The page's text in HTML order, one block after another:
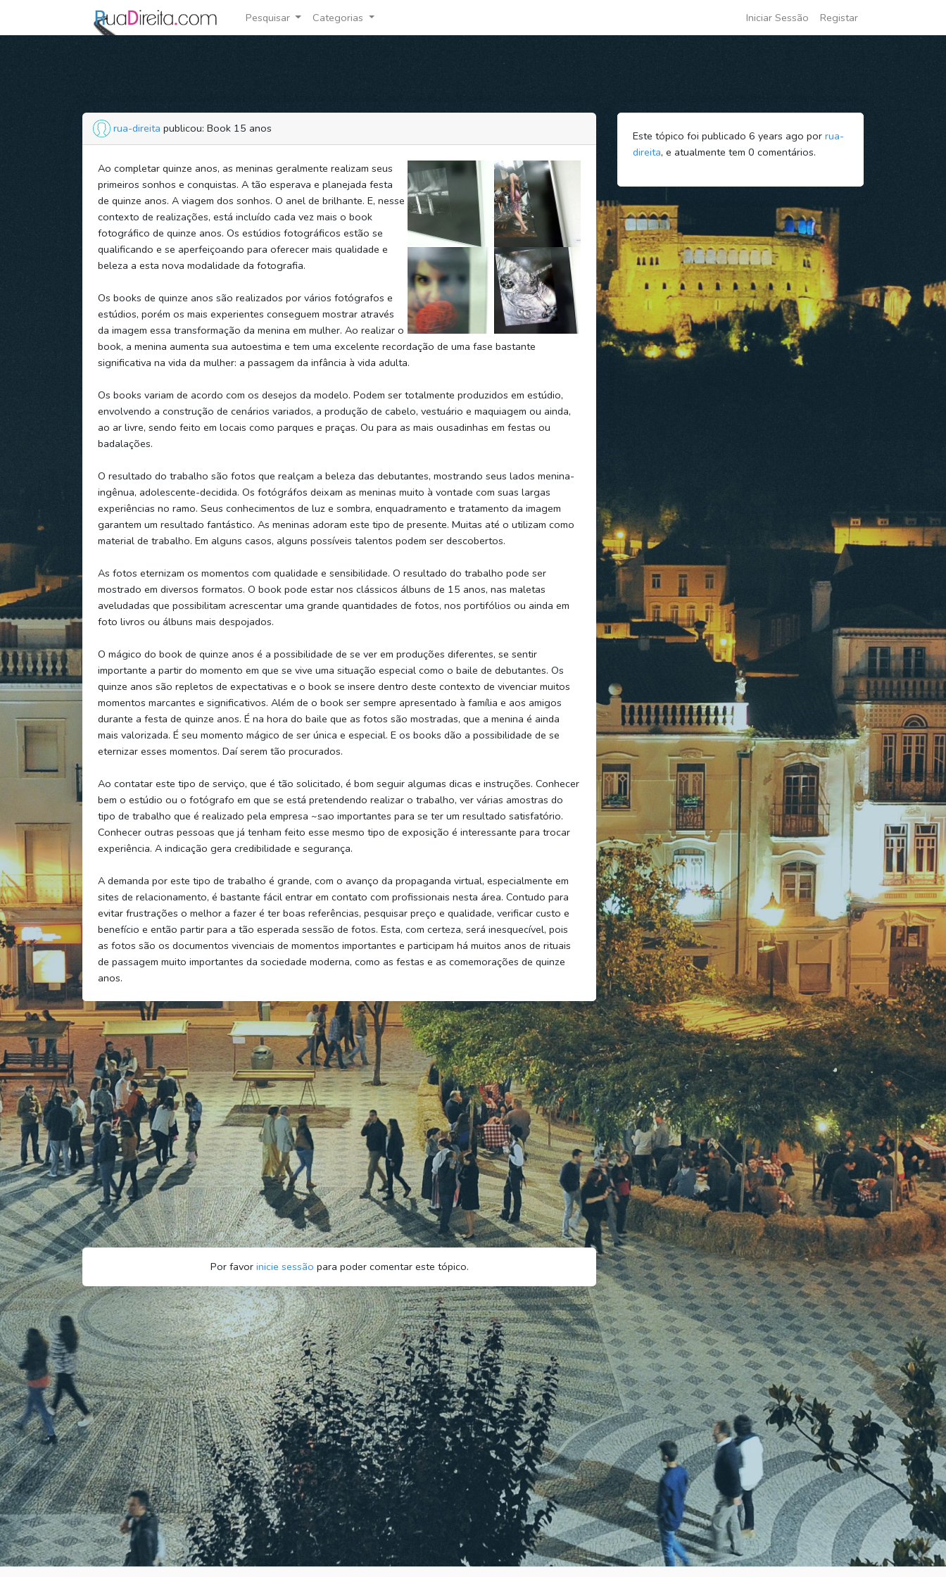
Pesquisar Categorias Iniciar Sessão Registar
rua-direita publicou: Book 15 anos
Ao completar quinze anos, as meninas geralmente realizam seus
primeiros sonhos e conquistas. A tão esperava e planejada festa
de quinze anos. A viagem dos sonhos. O anel de brilhante. E, nesse
contexto de realizações, está incluído cada vez mais o book
fotográfico de quinze anos. Os estúdios fotográficos estão se
qualificando e se aperfeiçoando para oferecer mais qualidade e
beleza a esta nova modalidade da fotografia.
Os books de quinze anos são realizados por vários fotógrafos e
estúdios, porém os mais experientes conseguem mostrar através
da imagem essa transformação da menina em mulher. Ao realizar o
book, a menina aumenta sua autoestima e tem uma excelente recordação de uma fase bastante
significativa na vida da mulher: a passagem da infância à vida adulta.
Os books variam de acordo com os desejos da modelo. Podem ser totalmente produzidos em estúdio,
envolvendo a construção de cenários variados, a produção de cabelo, vestuário e maquiagem ou ainda,
ao ar livre, sendo feito em locais como parques e praças. Ou para as mais ousadinhas em festas ou
badalações.
O resultado do trabalho são fotos que realçam a beleza das debutantes, mostrando seus lados menina-
ingênua, adolescente-decidida. Os fotógráfos deixam as meninas muito à vontade com suas largas
experiências no ramo. Seus conhecimentos de luz e sombra, enquadramento e tratamento da imagem
garantem um resultado fantástico. As meninas adoram este tipo de presente. Muitas até o utilizam como
material de trabalho. Em alguns casos, alguns possíveis talentos podem ser descobertos.
As fotos eternizam os momentos com qualidade e sensibilidade. O resultado do trabalho pode ser
mostrado em diversos formatos. O book pode estar nos clássicos álbuns de 15 anos, nas maletas
aveludadas que possibilitam acrescentar uma grande quantidades de fotos, nos portifólios ou ainda em
foto livros ou álbuns mais despojados.
O mágico do book de quinze anos é a possibilidade de se ver em produções diferentes, se sentir
importante a partir do momento em que se vive uma situação especial como o baile de debutantes. Os
quinze anos são repletos de expectativas e o book se insere dentro deste contexto de vivenciar muitos
momentos marcantes e significativos. Além de o book ser sempre apresentado à família e aos amigos
durante a festa de quinze anos. É na hora do baile que as fotos são mostradas, que a menina é ainda
mais valorizada. É seu momento mágico de ser única e especial. E os books dão a possibilidade de se
eternizar esses momentos. Daí serem tão procurados.
Ao contatar este tipo de serviço, que é tão solicitado, é bom seguir algumas dicas e instruções. Conhecer
bem o estúdio ou o fotógrafo em que se está pretendendo realizar o trabalho, ver várias amostras do
tipo de trabalho que é realizado pela empresa ~sao importantes para se ter um resultado satisfatório.
Conhecer outras pessoas que já tenham feito esse mesmo tipo de exposição é interessante para trocar
experiência. A indicação gera credibilidade e segurança.
A demanda por este tipo de trabalho é grande, com o avanço da propaganda virtual, especialmente em
sites de relacionamento, é bastante fácil entrar em contato com profissionais nesta área. Contudo para
evitar frustrações o melhor a fazer é ter boas referências, pesquisar preço e qualidade, verificar custo e
benefício e então partir para a tão esperada sessão de fotos. Esta, com certeza, será inesquecível, pois
as fotos são os documentos vivenciais de momentos importantes e participam há muitos anos de rituais
de passagem muito importantes da sociedade moderna, como as festas e as comemorações de quinze
anos.
Por favor inicie sessão para poder comentar este tópico.
Este tópico foi publicado 6 years ago por rua-
direita, e atualmente tem 0 comentários.